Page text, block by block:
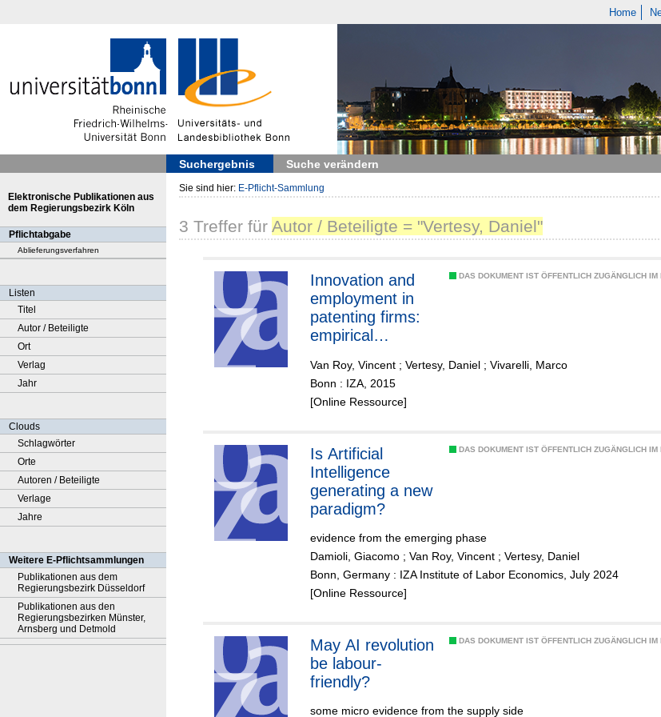
Home
Suchergebnis Suche verändern
Elektronische Publikationen aus
dem Regierungsbezirk Köln
Pflichtabgabe
Ablieferungsverfahren
Listen
Titel
Autor / Beteiligte
Ort
Verlag
Jahr
Clouds
Schlagwörter
Orte
Autoren / Beteiligte
Verlage
Jahre
Weitere E-Pflichtsammlungen
Publikationen aus dem
Regierungsbezirk Düsseldorf
Publikationen aus den
Regierungsbezirken Münster,
Arnsberg und Detmold
Sie sind hier: E-Pflicht-Sammlung
3 Treffer für Autor / Beteiligte = "Vertesy, Daniel"
DAS DOKUMENT IST ÖFFENTLICH ZUGÄNGLICH
Innovation and
employment in
patenting firms:
empirical
Europe
Van Roy, Vincent ; Vertesy, Daniel ; Vivarelli, Marco
Bonn : IZA, 2015
[Online Ressource]
DAS DOKUMENT IST ÖFFENTLICH ZUGÄNGLICH
Is Artificial
Intelligence
generating a new
paradigm?
evidence from the emerging phase
Damioli, Giacomo ; Van Roy, Vincent ; Vertesy, Daniel
Bonn, Germany : IZA Institute of Labor Economics, July 2024
[Online Ressource]
DAS DOKUMENT IST ÖFFENTLICH ZUGÄNGLICH
May AI revolution
be labour-
friendly?
some micro evidence from the supply side